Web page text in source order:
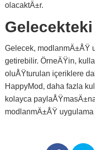
olacaktÄ±r.
Gelecek, modlanmÄ±ÅŸ
getirebilir. ÖrneÄŸin,
oluÅŸturulan içeriklere
HappyMod, daha fazla
kolayca
modlanmÄ±ÅŸ